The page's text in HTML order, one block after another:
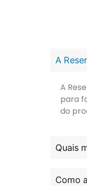
A
A
para
do
Quais
Como